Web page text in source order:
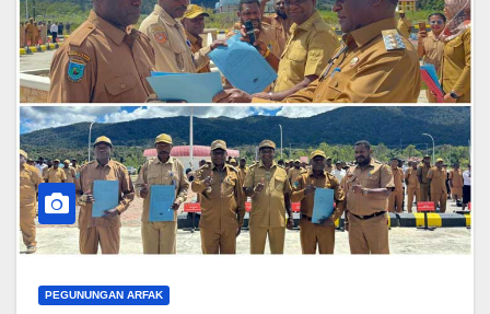
PEGUNUNGAN ARFAK